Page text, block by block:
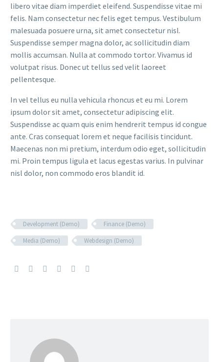
libero vitae diam imperdiet eleifend. Suspendisse vitae mi
felis. Nam consectetur nec felis eget tempus. Vestibulum
malesuada posuere urna, sit amet consectetur nisl.
Suspendisse semper magna dolor, ac sollicitudin diam
mollis accumsan. Nulla at commodo tortor. Vivamus id
volutpat risus. Donec ut tellus sed velit laoreet
pellentesque.
In vel tellus eu nulla vehicula rhoncus et eu mi. Lorem
ipsum dolor sit amet, consectetur adipiscing elit.
Suspendisse ac quam quis enim hendrerit tempus id congue
ante. Cras consequat lorem et neque facilisis tincidunt.
Maecenas non mi pretium, interdum odio eget, sollicitudin
mi. Proin tempus ligula et lacus egestas varius. In pulvinar
nisl dolor, non commodo eros blandit id.
Development (Demo)
Finance (Demo)
Media (Demo)
Webdesign (Demo)